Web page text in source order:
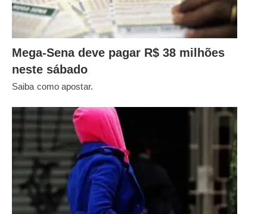
Mega-Sena deve pagar R$ 38 milhões
neste sábado
Saiba como apostar.